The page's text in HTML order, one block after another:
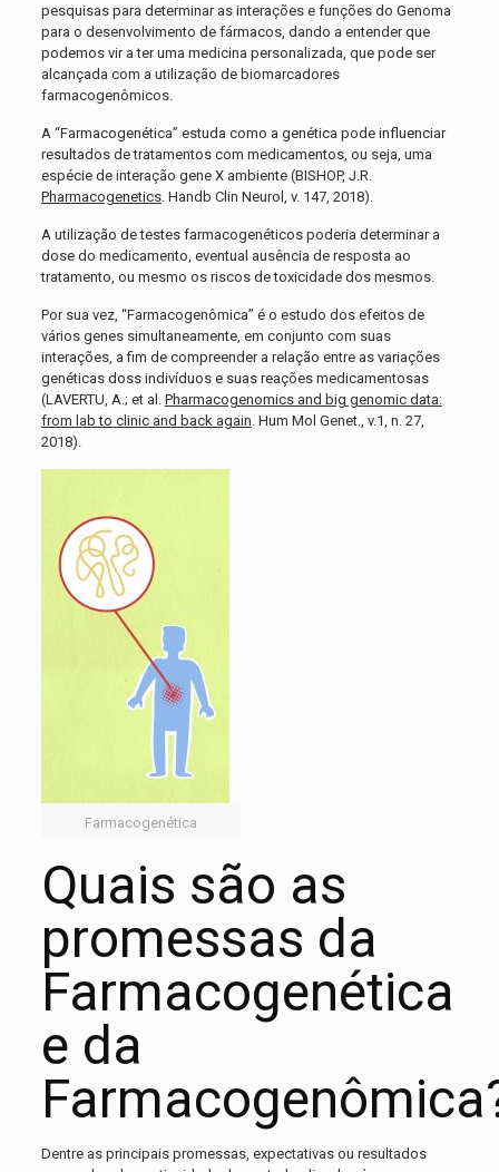
pesquisas para determinar as interações e funções do Genoma
para o desenvolvimento de fármacos, dando a entender que
podemos vir a ter uma medicina personalizada, que pode ser
alcançada com a utilização de biomarcadores
farmacogenômicos.
A “Farmacogenética” estuda como a genética pode influenciar
resultados de tratamentos com medicamentos, ou seja, uma
espécie de interação gene X ambiente (BISHOP, J.R.
Pharmacogenetics. Handb Clin Neurol, v. 147, 2018).
A utilização de testes farmacogenéticos poderia determinar a
dose do medicamento, eventual ausência de resposta ao
tratamento, ou mesmo os riscos de toxicidade dos mesmos.
Por sua vez, “Farmacogenômica” é o estudo dos efeitos de
vários genes simultaneamente, em conjunto com suas
interações, a fim de compreender a relação entre as variações
genéticas doss indivíduos e suas reações medicamentosas
(LAVERTU, A.; et al. Pharmacogenomics and big genomic data:
from lab to clinic and back again . Hum Mol Genet., v.1, n. 27,
2018).
Farmacogenética
Quais são as
promessas da
Farmacogenética
e da
Dentre as principais promessas, expectativas ou resultados